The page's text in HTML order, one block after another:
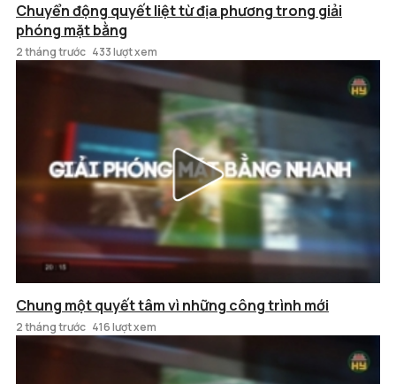
Chuyển động quyết liệt từ địa phương trong giải
phóng mặt bằng
2 tháng trước 433 lượt xem
Chung một quyết tâm vì những công trình mới
2 tháng trước 416 lượt xem